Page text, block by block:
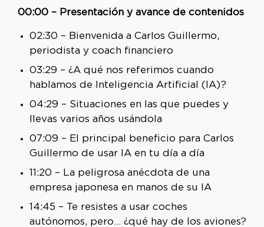
00:00 – Presentación y avance de contenidos
02:30 – Bienvenida a Carlos Guillermo,
periodista y coach financiero
03:29 – ¿A qué nos referimos cuando
hablamos de Inteligencia Artificial (IA)?
04:29 – Situaciones en las que puedes y
llevas varios años usándola
07:09 – El principal beneficio para Carlos
Guillermo de usar IA en tu día a día
11:20 – La peligrosa anécdota de una
empresa japonesa en manos de su IA
14:45 – Te resistes a usar coches
autónomos, pero… ¿qué hay de los aviones?